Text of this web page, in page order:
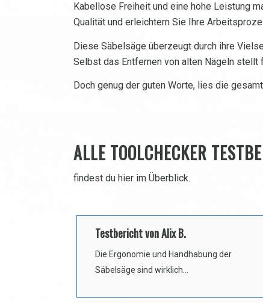
Kabellose Freiheit und eine hohe Leistung
Qualität und erleichtern Sie Ihre
Diese Säbelsäge überzeugt durch ihre
Selbst das Entfernen von alten Nägeln stellt
Doch genug der guten Worte, lies die
ALLE TOOLCHECKER
findest du hier im Überblick.
Testbericht von Alix B.
Die Ergonomie und Handhabung der
Säbelsäge sind wirklich…